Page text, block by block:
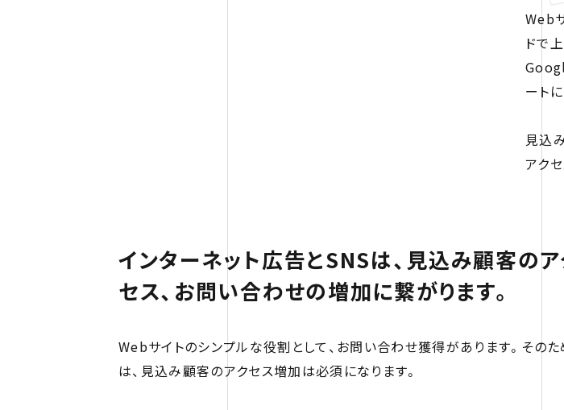
Web
ドで
ート
見込
アク
インターネット広告とSNSは、見込み顧客のア
セス、お問い合わせの増加に繋がります。
Webサイトのシンプルな役割として、お問い合わせ獲得があります。その
は、見込み顧客のアクセス増加は必須になります。